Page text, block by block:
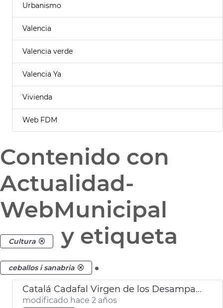
Urbanismo
Valencia
Valencia verde
Valencia Ya
Vivienda
Web FDM
Contenido con
Actualidad-
WebMunicipal
Cultura y etiqueta
ceballos i sanabria .
Catalá Cadafal Virgen de los Desamparados
modificado hace 2 años